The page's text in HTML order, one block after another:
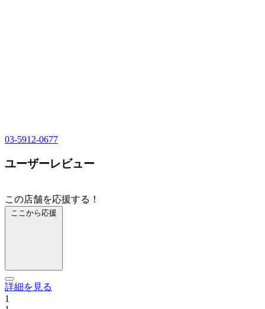
03-5912-0677
ユーザーレビュー
この店舗を応援する！
ここから応援
詳細を見る
1